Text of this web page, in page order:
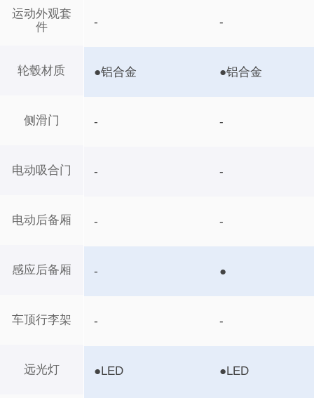
运动外观套
件
轮毂材质
侧滑门
电动吸合门
电动后备厢
感应后备厢
车顶行李架
远光灯
- -
●铝合金 ●铝合金
- -
- -
- -
- ●
- -
●LED ●LED